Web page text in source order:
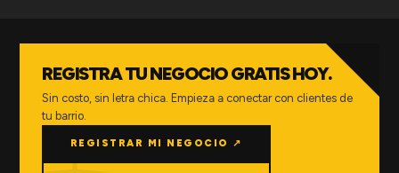
REGISTRA TU NEGOCIO GRATIS HOY.
Sin costo, sin letra chica. Empieza a conectar con clientes de
tu barrio.
REGISTRAR MI NEGOCIO ↗